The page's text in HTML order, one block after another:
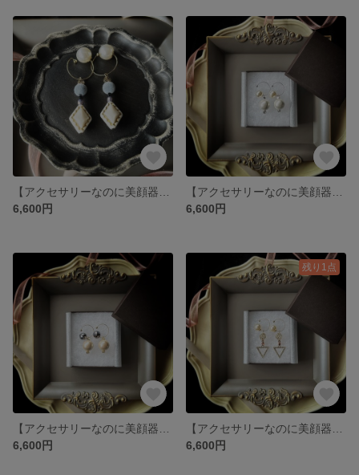
6,600円
6,600円
6,600円
残り1点
6,600円